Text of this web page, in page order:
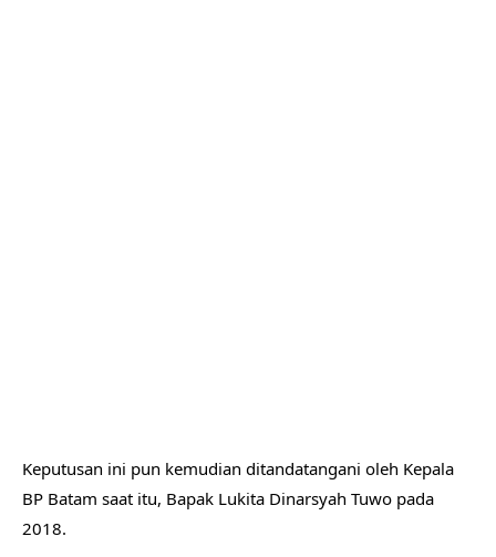
Keputusan ini pun kemudian ditandatangani oleh Kepala
BP Batam saat itu, Bapak Lukita Dinarsyah Tuwo pada
2018.